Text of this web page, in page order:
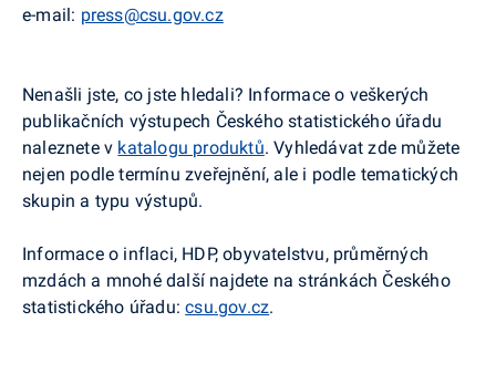
e-mail: press@csu.gov.cz
Nenašli jste, co jste hledali? Informace o veškerých
publikačních výstupech Českého statistického úřadu
naleznete v katalogu produktů. Vyhledávat zde můžete
nejen podle termínu zveřejnění, ale i podle tematických
skupin a typu výstupů.
Informace o inflaci, HDP, obyvatelstvu, průměrných
mzdách a mnohé další najdete na stránkách Českého
statistického úřadu:csu.gov.cz.